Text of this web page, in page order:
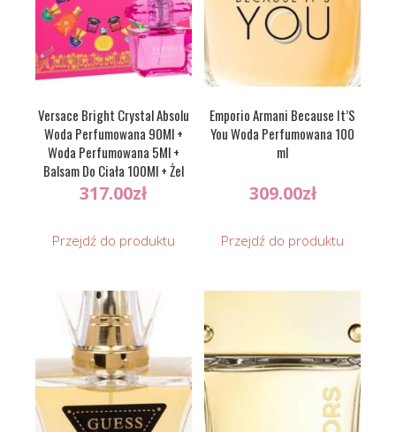
Versace Bright Crystal Absolu
Woda Perfumowana 90Ml +
Woda Perfumowana 5Ml +
Balsam Do Ciała 100Ml + Żel
Pod Prysznic 100Ml
317.00zł
Przejdź do produktu
Emporio Armani Because It’S
You Woda Perfumowana 100
ml
309.00zł
Przejdź do produktu